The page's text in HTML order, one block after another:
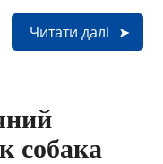
Читати далі
собака